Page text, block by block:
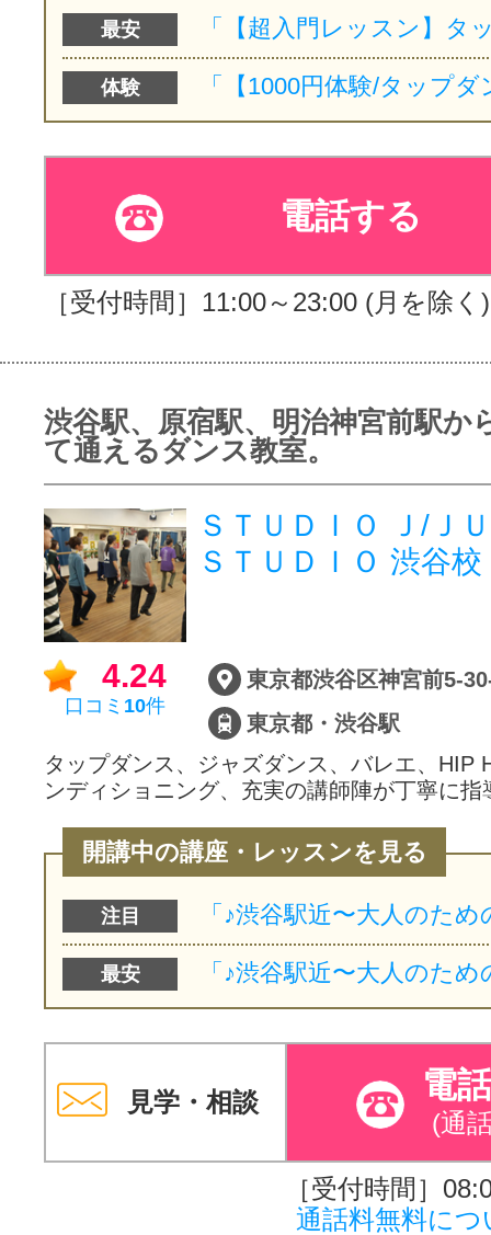
最安
体験
電話する
［受付時間］11:00～23:00 (月を除く)
渋谷駅、原宿駅、明治神宮前駅か
て通えるダンス教室。
ＳＴＵＤＩＯ Ｊ/Ｊ
ＳＴＵＤＩＯ 渋谷校
4.24
口コミ 10件
東京都渋谷区神宮前5-
東京都・渋谷駅
タップダンス、ジャズダンス、バレエ、HIP
ンディショニング、充実の講師陣が丁寧に
開講中の講座・レッスンを見る
注目
最安
見学・相談 電
(通
［受付時間］
通話料無料につ